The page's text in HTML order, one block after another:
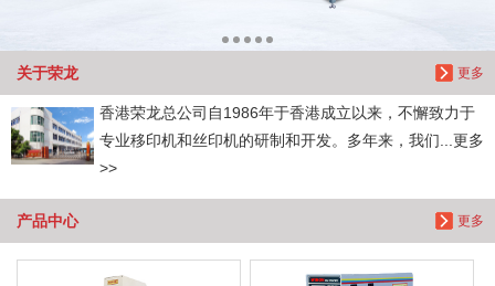
更多
关于荣龙
香港荣龙总公司自1986年于香港成立以来，不懈致力于
专业移印机和丝印机的研制和开发。多年来，我们...更多
>>
更多
产品中心